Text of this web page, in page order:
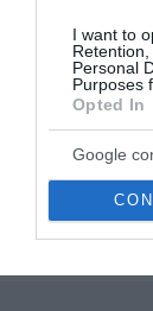
I want to
Personal
Purposes
Opted In
Google
Kitűző, jelvény
BUD SPENCER
TERENCE
Értékelés:
5
500Ft